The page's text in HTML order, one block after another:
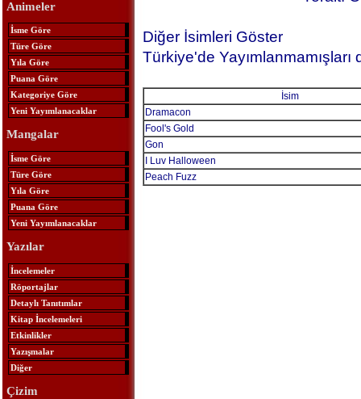
Animeler
İsme Göre
Türe Göre
Yıla Göre
Puana Göre
Kategoriye Göre
Yeni Yayımlanacaklar
Mangalar
İsme Göre
Türe Göre
Yıla Göre
Puana Göre
Yeni Yayımlanacaklar
Yazılar
İncelemeler
Röportajlar
Detaylı Tanıtımlar
Kitap İncelemeleri
Etkinlikler
Yazışmalar
Diğer
Çizim
Diğer İsimleri Göster
Türkiye'de Yayımlanmamışları
İsim
Dramacon
Fool's Gold
Gon
I Luv Halloween
Peach Fuzz